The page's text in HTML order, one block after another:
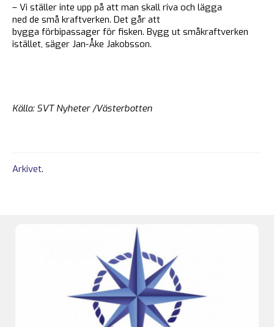
– Vi ställer inte upp på att man skall riva och lägga
ned de små kraftverken. Det går att
bygga förbipassager för fisken. Bygg ut småkraftverken
istället, säger Jan-Åke Jakobsson.
Källa: SVT Nyheter /Västerbotten
Arkivet.